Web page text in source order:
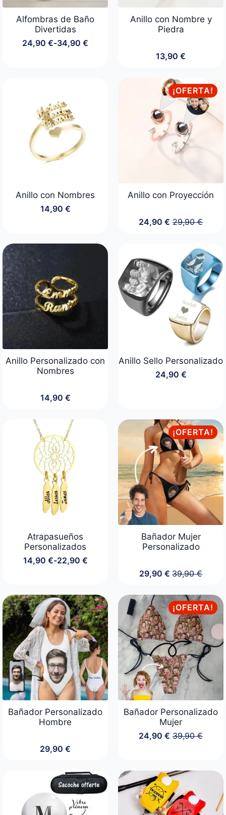
Alfombras de Baño
Divertidas
24,90 €-34,90 €
Rango
34,90 €
Anillo con Nombre y
Piedra
13,90 €
Anillo con Nombres
14,90 €
¡OFERTA!
Anillo con Proyección
29,90€
El
29,90 €.
24,90€ El
24,90 €.
Anillo Personalizado con
Nombres
14,90 €
Anillo Sello Personalizado
24,90 €
Atrapasueños
Personalizados
14,90 €-22,90 €
Rango
desde
14,90 €
hasta
22,90 €
¡OFERTA!
Bañador Mujer
Personalizado
39,90€
El
original
era:
39,90 €.
29,90 € El
actual
es:
29,90 €.
Bañador Personalizado
Hombre
29,90 €
¡OFERTA!
Bañador Personalizado
Mujer
39,90€
El
era:
39,90 €.
24,90€ El
es:
24,90 €.